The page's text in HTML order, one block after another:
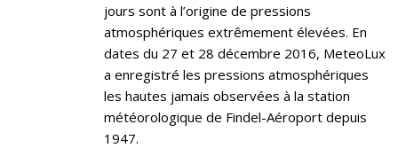
jours sont à l’origine de pressions
atmosphériques extrêmement élevées. En
dates du 27 et 28 décembre 2016, MeteoLux
a enregistré les pressions atmosphériques
les hautes jamais observées à la station
météorologique de Findel-Aéroport depuis
1947.